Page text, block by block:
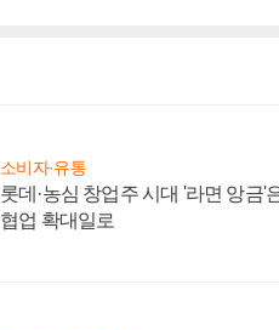
소비자·유통
롯데·농심 창업주 시대 '라면 앙금'
협업 확대일로